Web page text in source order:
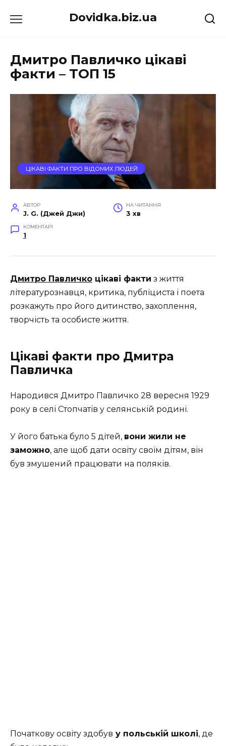
до
Dovidka.biz.ua
Дмитро Павличко цікаві
факти – ТОП 15
ЦІКАВІ ФАКТИ ПРО ВІДОМИХ ЛЮДЕЙ
АВТОР
J. G. (Джей Джи)
НА ЧИТАННЯ
3 хв
КОМЕНТАРІ
1
Дмитро Павличко цікаві факти з життя
літературознавця, критика, публіциста і поета
розкажуть про його дитинство, захоплення,
творчість та особисте життя.
Цікаві факти про Дмитра
Павличка
Народився Дмитро Павличко 28 вересня 1929
року в селі Стопчатів у селянській родині.
У його батька було 5 дітей, вони жили не
заможно, але щоб дати освіту своїм дітям, він
був змушений працювати на поляків.
Початкову освіту здобув у польській школі, де